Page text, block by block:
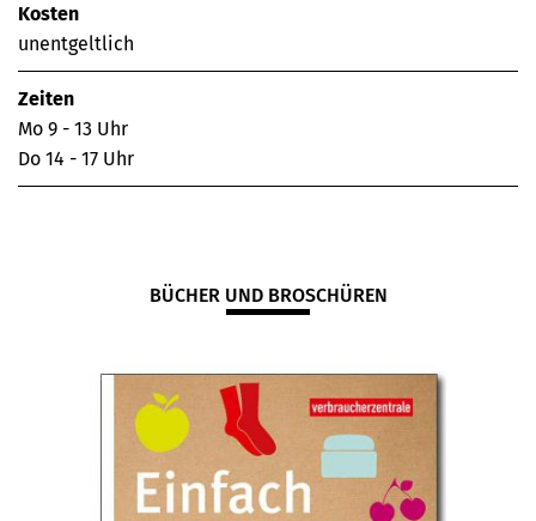
Kosten
unentgeltlich
Zeiten
Mo 9 - 13 Uhr
Do 14 - 17 Uhr
BÜCHER UND BROSCHÜREN